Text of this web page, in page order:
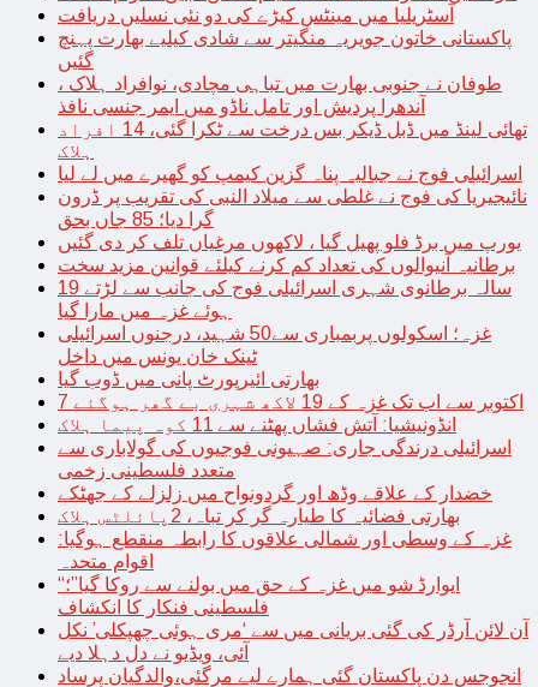
آسٹریلیا میں مینٹس کیڑے کی دو نئی نسلیں دریافت
پاکستانی خاتون جویریہ منگیتر سے شادی کیلیے بھارت پہنچ
گئیں
طوفان نے جنوبی بھارت میں تباہی مچادی، نوافراد ہلاک ،
آندھرا پردیش اور تامل ناڈو میں ایمر جنسی نافذ
تھائی لینڈ میں ڈبل ڈیکر بس درخت سے ٹکرا گئی، 14 افراد
ہلاک
اسرائیلی فوج نے جبالیہ پناہ گزین کیمپ کو گھیرے میں لے لیا
نائیجیریا کی فوج نے غلطی سے میلاد النبی کی تقریب پر ڈرون
گرا دیا؛ 85 جاں بحق
یورپ میں برڈ فلو پھیل گیا ، لاکھوں مرغیاں تلف کر دی گئیں
برطانیہ آنیوالوں کی تعداد کم کرنے کیلئے قوانین مزید سخت
19 سالہ برطانوی شہری اسرائیلی فوج کی جانب سے لڑتے
ہوئے غزہ میں مارا گیا
غزہ؛ اسکولوں پربمباری سے50 شہید، درجنوں اسرائیلی
ٹینک خان یونس میں داخل
بھارتی ائیرپورٹ پانی میں ڈوب گیا
7 اکتوبر سے اب تک غزہ کے 19 لاکھ شہری بے گھر ہوگئے
انڈونیشیا: آتش فشاں پھٹنے سے 11 کوہ پیما ہلاک
اسرائیلی درندگی جاری: صہیونی فوجیوں کی گولاباری سے
متعدد فلسطینی زخمی
خضدار کے علاقے وڈھ اور گردونواح میں زلزلے کے جھٹکے
بھارتی فضائیہ کا طیارہ گر کر تباہ، 2پائلٹس ہلاک
غزہ کے وسطی اور شمالی علاقوں کا رابطہ منقطع ہوگیا:
اقوام متحدہ
“ایوارڈ شو میں غزہ کے حق میں بولنے سے روکا گیا”؛
فلسطینی فنکار کا انکشاف
آن لائن آرڈر کی گئی بریانی میں سے ‘مری ہوئی چھپکلی’ نکل
آئی، ویڈیو نے دل دہلا دیے
انجوجس دن پاکستان گئی ہمارے لیے مرگئی،والدگیان پرساد